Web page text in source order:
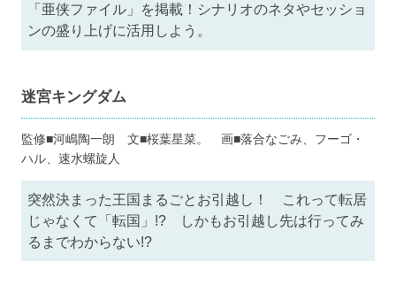
「亜侠ファイル」を掲載！シナリオのネタやセッショ
ンの盛り上げに活用しよう。
迷宮キングダム
監修■河嶋陶一朗 文■桜葉星菜。 画■落合なごみ、フーゴ・
ハル、速水螺旋人
突然決まった王国まるごとお引越し！ これって転居
じゃなくて「転国」!? しかもお引越し先は行ってみ
るまでわからない!?